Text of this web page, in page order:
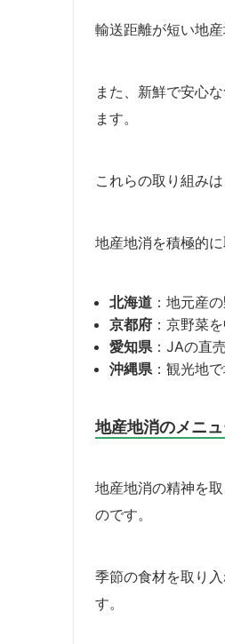
輸送距離が短い地
また、新鮮で安心
ます。
これらの取り組み
地産地消を積極的
北海道 ：地元産
京都府 ：京野菜
愛知県：JAの直
沖縄県：観光地
地産地消のメニ
地産地消の精神を
のです。
季節の食材を取り
す。